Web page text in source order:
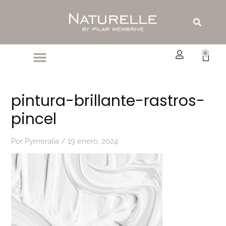
Buscar
0
pintura-brillante-rastros-
pincel
Por Pymeralia /19 enero, 2024